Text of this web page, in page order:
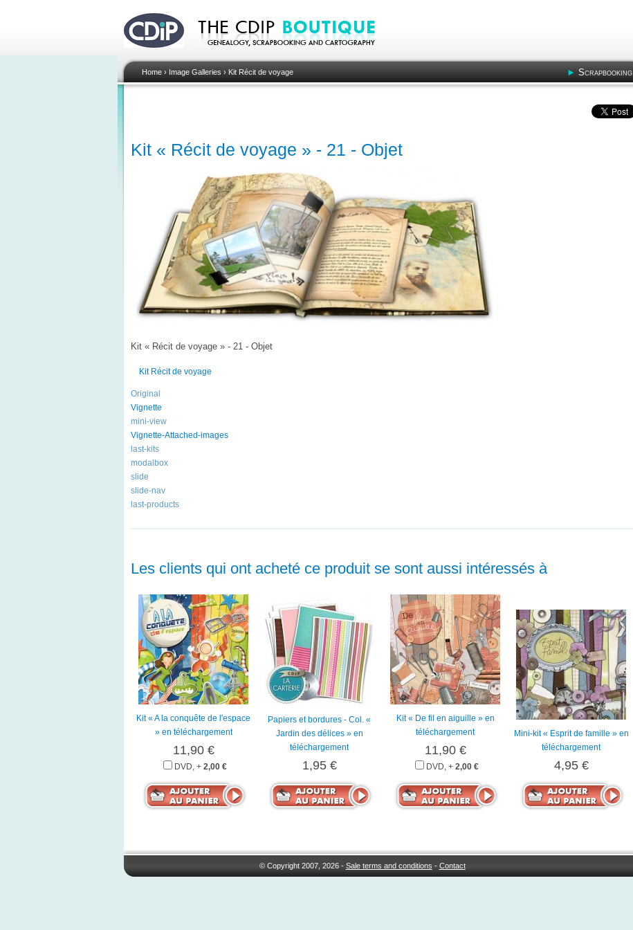
Home› Image Galleries › Kit Récit de voyage Scrapbooking
Kit « Récit de voyage » - 21 - Objet
Kit « Récit de voyage » - 21 - Objet
Kit Récit de voyage
Original
Vignette
mini-view
Vignette-Attached-images
last-kits
modalbox
slide
slide-nav
last-products
Les clients qui ont acheté ce produit se sont aussi intéressés à
Kit « A la conquête de l'espace
» en téléchargement
11,90 €
DVD, + 2,00 €
Papiers et bordures - Col. «
Jardin des délices » en
téléchargement
1,95 €
Kit « De fil en aiguille » en
téléchargement
11,90 €
DVD, + 2,00 €
Mini-kit « Esprit de famille » en
téléchargement
4,95 €
© Copyright 2007, 2026 - Sale terms and conditions - Contact